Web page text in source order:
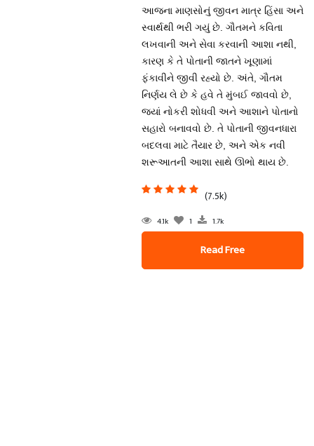
આજના માણસોનું જીવન માત્ર હિંસા અને
સ્વાર્થથી ભરી ગયું છે. ગૌતમને કવિતા
લખવાની અને સેવા કરવાની આશા નથી,
કારણ કે તે પોતાની જાતને ખૂણામાં
ફંકાવીને જીવી રહ્યો છે. અંતે, ગૌતમ
નિર્ણય લે છે કે હવે તે મુંબઈ જાવવો છે,
જ્યાં નોકરી શોધવી અને આશાને પોતાનો
સહારો બનાવવો છે. તે પોતાની જીવનધારા
બદલવા માટે તૈયાર છે, અને એક નવી
શરૂઆતની આશા સાથે ઊભો થાય છે.
(7.5k)
4.1k 1 1.7k
Read Free